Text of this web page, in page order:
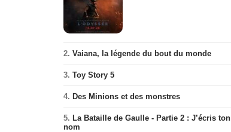
2. Vaiana, la légende du bout du monde
3. Toy Story 5
4. Des Minions et des monstres
5. La Bataille de Gaulle - Partie 2 : J’écris ton
nom